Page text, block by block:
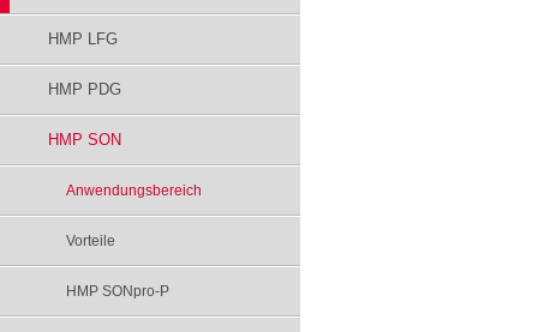
HMP LFG
HMP PDG
HMP SON
Anwendungsbereich
Vorteile
HMP SONpro-P